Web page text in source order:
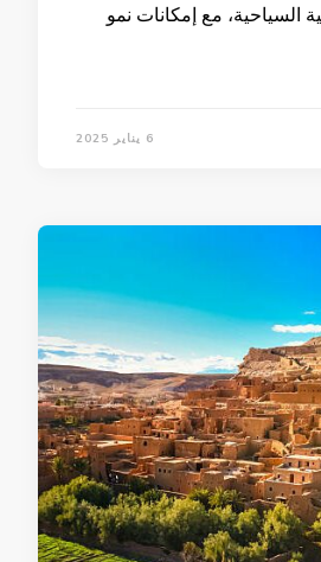
السياحية، مع إمكانات نمو
6 يناير 2025